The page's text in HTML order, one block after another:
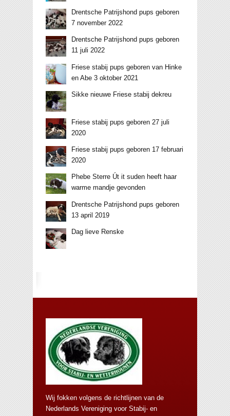
Drentsche Patrijshond pups geboren
7 november 2022
Drentsche Patrijshond pups geboren
11 juli 2022
Friese stabij pups geboren van Hinke
en Abe 3 oktober 2021
Sikke nieuwe Friese stabij dekreu
Friese stabij pups geboren 27 juli
2020
Friese stabij pups geboren 17 februari
2020
Phebe Sterre Út it suden heeft haar
warme mandje gevonden
Drentsche Patrijshond pups geboren
13 april 2019
Dag lieve Renske
Wij fokken volgens de richtlijnen van de
Nederlands Vereniging voor Stabij- en